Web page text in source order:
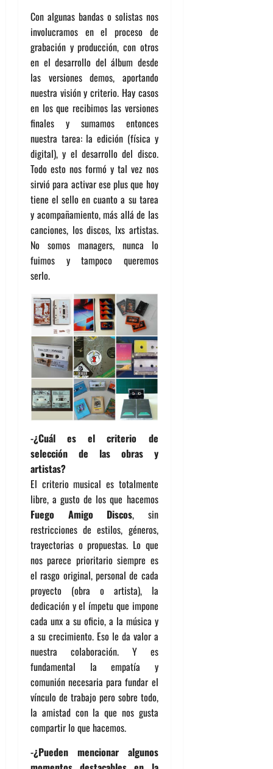
Con algunas bandas o solistas nos
involucramos en el proceso de
grabación y producción, con otros
en el desarrollo del álbum desde
las versiones demos, aportando
nuestra visión y criterio. Hay casos
en los que recibimos las versiones
finales y sumamos entonces
nuestra tarea: la edición (física y
digital), y el desarrollo del disco.
Todo esto nos formó y tal vez nos
sirvió para activar ese plus que hoy
tiene el sello en cuanto a su tarea
y acompañamiento, más allá de las
canciones, los discos, lxs artistas.
No somos managers, nunca lo
fuimos y tampoco queremos
serlo.
-¿Cuál es el criterio de
selección de las obras y
artistas?
El criterio musical es totalmente
libre, a gusto de los que hacemos
Fuego Amigo Discos, sin
restricciones de estilos, géneros,
trayectorias o propuestas. Lo que
nos parece prioritario siempre es
el rasgo original, personal de cada
proyecto (obra o artista), la
dedicación y el ímpetu que impone
cada unx a su oficio, a la música y
a su crecimiento. Eso le da valor a
nuestra colaboración. Y es
fundamental la empatía y
comunión necesaria para fundar el
vínculo de trabajo pero sobre todo,
la amistad con la que nos gusta
compartir lo que hacemos.
-¿Pueden mencionar algunos